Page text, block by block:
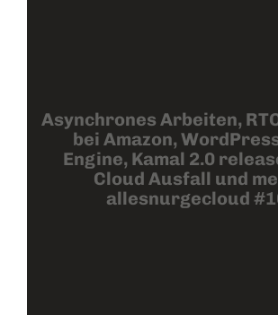
Asynchrones Arbeiten,
bei Amazon,
Engine, Kamal 2.0
Cloud Ausfall und
allesnurgecloud